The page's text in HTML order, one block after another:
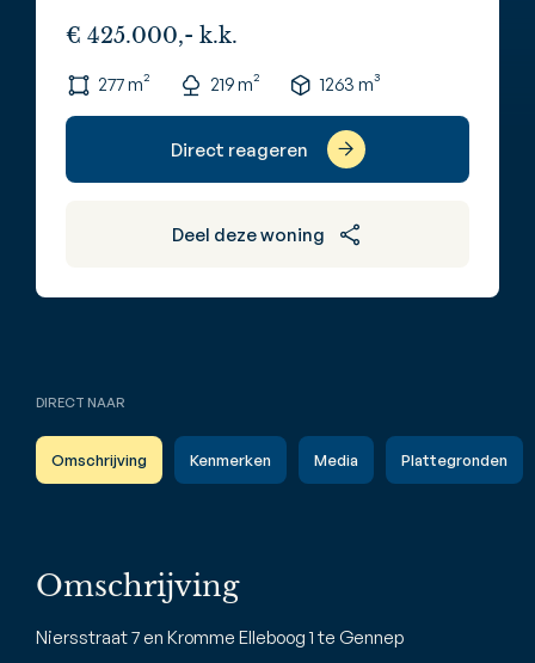
€ 425.000,- k.k.
277 m² 219 m² 1263 m³
Direct reageren
Deel deze woning
DIRECT NAAR
Omschrijving Kenmerken Media Plattegronden
Omschrijving
Niersstraat 7 en Kromme Elleboog 1 te Gennep